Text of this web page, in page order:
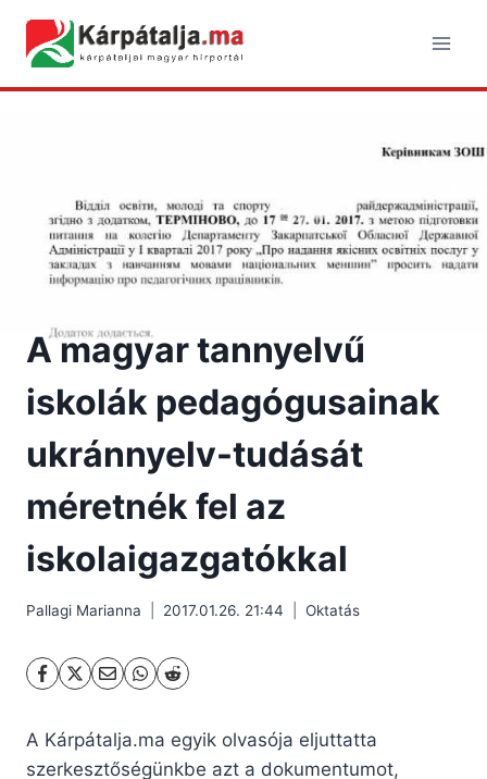
content
A magyar tannyelvű
iskolák pedagógusainak
ukránnyelv-tudását
méretnék fel az
iskolaigazgatókkal
Pallagi Marianna 2017.01.26. 21:44 Oktatás
A Kárpátalja.ma egyik olvasója eljuttatta
szerkesztőségünkbe azt a dokumentumot,